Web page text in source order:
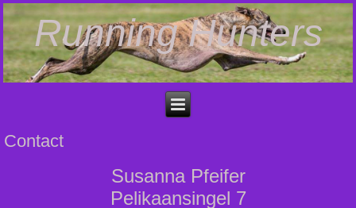
Running Hunters
Contact
Susanna Pfeifer
Pelikaansingel 7